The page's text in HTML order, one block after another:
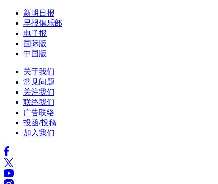
新明日报
早报俱乐部
电子报
国际版
中国版
关于我们
常见问题
关注我们
联络我们
广告联络
投函/投稿
加入我们